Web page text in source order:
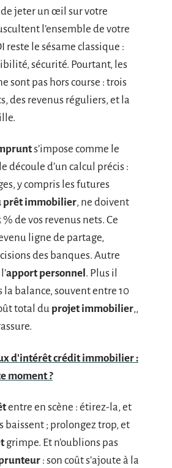
jeter un œil sur votre
l’ensemble de votre
reste le sésame classique :
sécurité. Pourtant, les
sont pas hors course : trois
des revenus réguliers, et la
s’impose comme le
découle d’un calcul précis :
y compris les futures
prêt immobilier, ne doivent
% de vos revenus nets. Ce
ligne de partage,
des banques. Autre
apport personnel. Plus il
la balance, souvent entre 10
total du projet immobilier,,
d'intérêt crédit immobilier :
moment ?
entre en scène : étirez-la, et
baissent ; prolongez trop, et
grimpe. Et n’oublions pas
: son coût s’ajoute à la